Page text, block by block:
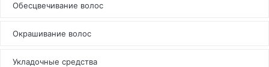
Обесцвечивание волос
Окрашивание волос
Укладочные средства